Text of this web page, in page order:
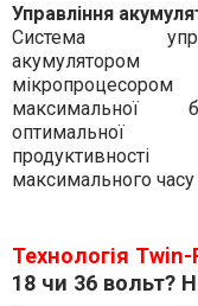
Управління
Система
максимальної
оптимальної
максимального часу
Технологія
18 чи 36 вольт?